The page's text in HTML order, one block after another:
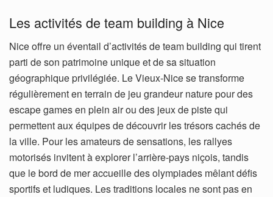
Les activités de team building à Nice
Nice offre un éventail d’activités de team building qui tirent
parti de son patrimoine unique et de sa situation
géographique privilégiée. Le Vieux-Nice se transforme
régulièrement en terrain de jeu grandeur nature pour des
escape games en plein air ou des jeux de piste qui
permettent aux équipes de découvrir les trésors cachés de
la ville. Pour les amateurs de sensations, les rallyes
motorisés invitent à explorer l’arrière-pays niçois, tandis
que le bord de mer accueille des olympiades mêlant défis
sportifs et ludiques. Les traditions locales ne sont pas en